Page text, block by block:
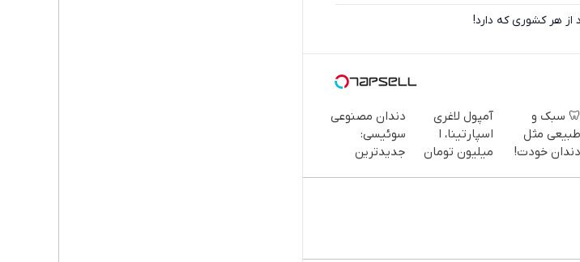
از هر کشوری که دارد!
🦷 سبک و
طبیعی مثل
دندان خودت!
آمپول لاغری
اسپارتینا، ا
میلیون تومان
دندان مصنوعی
سوئیسی:
جدیدترین